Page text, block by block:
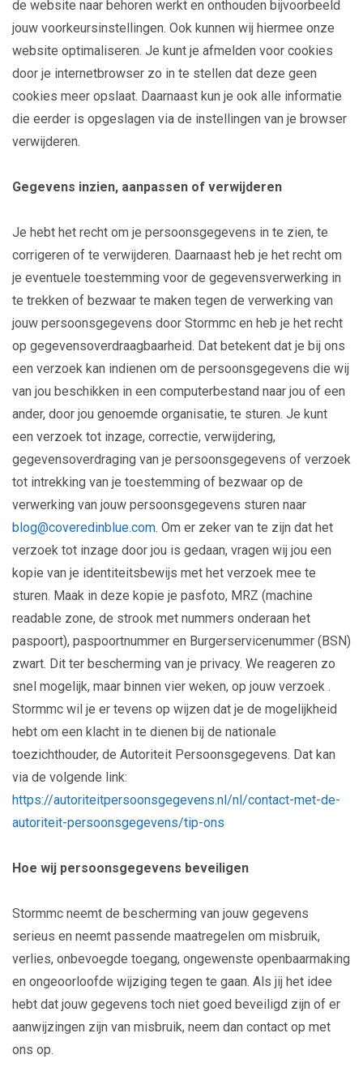
de website naar behoren werkt en onthouden bijvoorbeeld
jouw voorkeursinstellingen. Ook kunnen wij hiermee onze
website optimaliseren. Je kunt je afmelden voor cookies
door je internetbrowser zo in te stellen dat deze geen
cookies meer opslaat. Daarnaast kun je ook alle informatie
die eerder is opgeslagen via de instellingen van je browser
verwijderen.
Gegevens inzien, aanpassen of verwijderen
Je hebt het recht om je persoonsgegevens in te zien, te
corrigeren of te verwijderen. Daarnaast heb je het recht om
je eventuele toestemming voor de gegevensverwerking in
te trekken of bezwaar te maken tegen de verwerking van
jouw persoonsgegevens door Stormmc en heb je het recht
op gegevensoverdraagbaarheid. Dat betekent dat je bij ons
een verzoek kan indienen om de persoonsgegevens die wij
van jou beschikken in een computerbestand naar jou of een
ander, door jou genoemde organisatie, te sturen. Je kunt
een verzoek tot inzage, correctie, verwijdering,
gegevensoverdraging van je persoonsgegevens of verzoek
tot intrekking van je toestemming of bezwaar op de
verwerking van jouw persoonsgegevens sturen naar
blog@coveredinblue.com. Om er zeker van te zijn dat het
verzoek tot inzage door jou is gedaan, vragen wij jou een
kopie van je identiteitsbewijs met het verzoek mee te
sturen. Maak in deze kopie je pasfoto, MRZ (machine
readable zone, de strook met nummers onderaan het
paspoort), paspoortnummer en Burgerservicenummer (BSN)
zwart. Dit ter bescherming van je privacy. We reageren zo
snel mogelijk, maar binnen vier weken, op jouw verzoek .
Stormmc wil je er tevens op wijzen dat je de mogelijkheid
hebt om een klacht in te dienen bij de nationale
toezichthouder, de Autoriteit Persoonsgegevens. Dat kan
via de volgende link:
https://autoriteitpersoonsgegevens.nl/nl/contact-met-de-
autoriteit-persoonsgegevens/tip-ons
Hoe wij persoonsgegevens beveiligen
Stormmc neemt de bescherming van jouw gegevens
serieus en neemt passende maatregelen om misbruik,
verlies, onbevoegde toegang, ongewenste openbaarmaking
en ongeoorloofde wijziging tegen te gaan. Als jij het idee
hebt dat jouw gegevens toch niet goed beveiligd zijn of er
aanwijzingen zijn van misbruik, neem dan contact op met
ons op.